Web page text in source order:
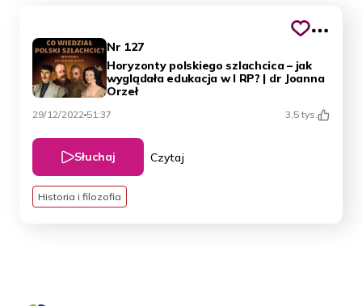
Nr 127
Horyzonty polskiego szlachcica – jak
wyglądała edukacja w I RP? | dr Joanna
Orzeł
29/12/2022 51:37 3,5 tys.
Słuchaj Czytaj
Historia i filozofia